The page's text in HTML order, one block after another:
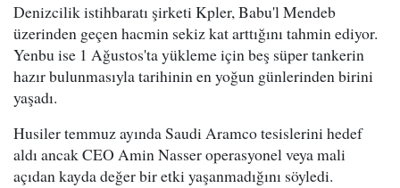
Denizcilik istihbaratı şirketi Kpler, Babu'l Mendeb
üzerinden geçen hacmin sekiz kat arttığını tahmin ediyor.
Yenbu ise 1 Ağustos'ta yükleme için beş süper tankerin
hazır bulunmasıyla tarihinin en yoğun günlerinden birini
yaşadı.
Husiler temmuz ayında Saudi Aramco tesislerini hedef
aldı ancak CEO Amin Nasser operasyonel veya mali
açıdan kayda değer bir etki yaşanmadığını söyledi.